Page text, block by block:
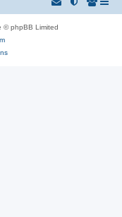
© phpBB Limited